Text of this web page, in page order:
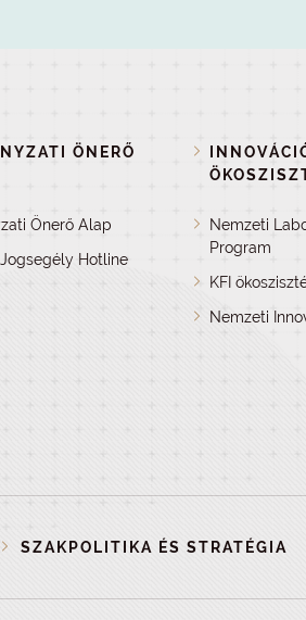
ÖNERŐ
Önerő Alap
Hotline
Nemzeti
Program
KFI
Nemzeti
SZAKPOLITIKA ÉS STRATÉGIA